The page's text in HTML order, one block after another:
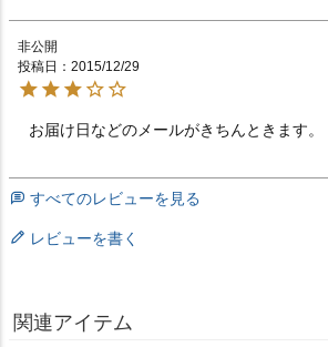
非公開
投稿日
2015/12/29
お届け日などのメールがきちん
すべてのレビューを見る
レビューを書く
関連アイテム